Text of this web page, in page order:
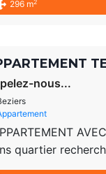
a été
296 m
nous...
quartier
co-propriété de